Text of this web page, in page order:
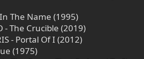
The Name (1995)
- The Crucible (2019)
- Portal Of I (2012)
(1975)